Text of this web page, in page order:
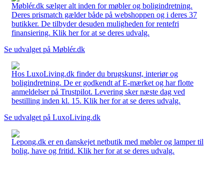
Møblér.dk sælger alt inden for møbler og boligindretning.
Deres prismatch gælder både på webshoppen og i deres 37
butikker. De tilbyder desuden muligheden for rentefri
finansiering. Klik her for at se deres udvalg.
Se udvalget på Møblér.dk
Hos LuxoLiving.dk finder du brugskunst, interiør og
boligindretning. De er godkendt af E-mærket og har flotte
anmeldelser på Trustpilot. Levering sker næste dag ved
bestilling inden kl. 15. Klik her for at se deres udvalg.
Se udvalget på LuxoLiving.dk
Lepong.dk er en danskejet netbutik med møbler og lamper til
bolig, have og fritid. Klik her for at se deres udvalg.